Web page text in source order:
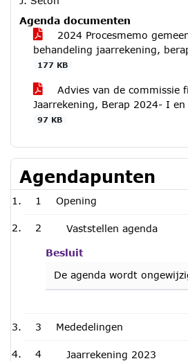
Agenda documenten
2024 Procesmemo
behandeling jaarrekening,
177 KB
Advies van de commissie
Jaarrekening, Berap 2024- I
97 KB
Agendapunten
1 Opening
2 Vaststellen agenda
Besluit
De agenda wordt
3 Mededelingen
4 Jaarrekening 2023